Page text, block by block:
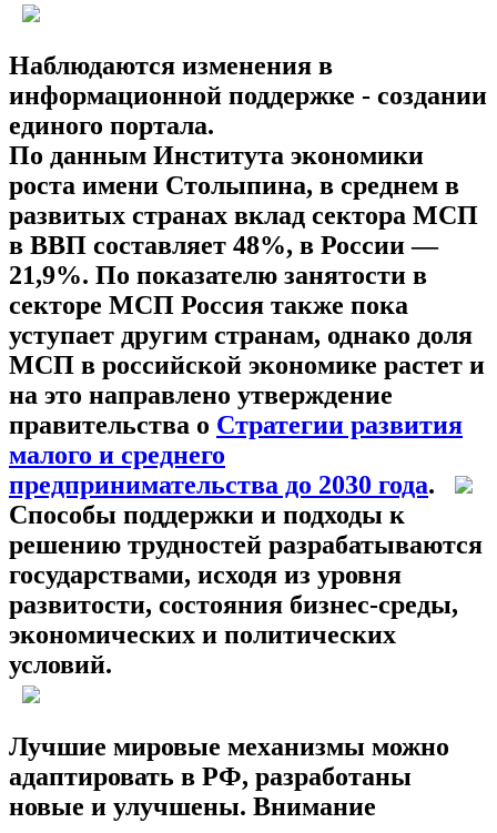
Наблюдаются изменения в
информационной поддержке - создании
единого портала.
По данным Института экономики
роста имени Столыпина, в среднем в
развитых странах вклад сектора МСП
в ВВП составляет 48%, в России —
21,9%. По показателю занятости в
секторе МСП Россия также пока
уступает другим странам, однако доля
МСП в российской экономике растет и
на это направлено утверждение
правительства о Стратегии развития
малого и среднего
предпринимательства до 2030 года.
Способы поддержки и подходы к
решению трудностей разрабатываются
государствами, исходя из уровня
развитости, состояния бизнес-среды,
экономических и политических
условий.
Лучшие мировые механизмы можно
адаптировать в РФ, разработаны
новые и улучшены. Внимание